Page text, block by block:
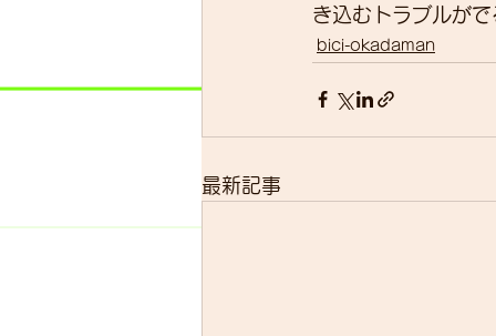
き込むトラブルが
bici-okadaman
最新記事